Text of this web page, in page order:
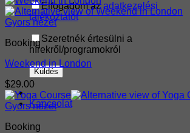
Elfogadom azadatkezelési
tájékoztatót
Szeretnék értesülni a
hírekről/programokról
Kapcsolat
Gyors nézet
Booking
Weekend in London
$29.00
Gyors nézet
Booking